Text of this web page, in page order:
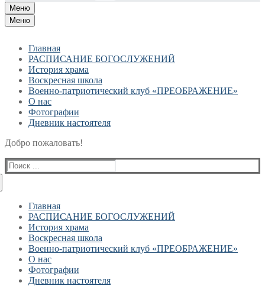
Меню
Меню
Главная
РАСПИСАНИЕ БОГОСЛУЖЕНИЙ
История храма
Воскресная школа
Военно-патриотический клуб «ПРЕОБРАЖЕНИЕ»
О нас
Фотографии
Дневник настоятеля
Добро пожаловать!
Найти:
Главная
РАСПИСАНИЕ БОГОСЛУЖЕНИЙ
История храма
Воскресная школа
Военно-патриотический клуб «ПРЕОБРАЖЕНИЕ»
О нас
Фотографии
Дневник настоятеля